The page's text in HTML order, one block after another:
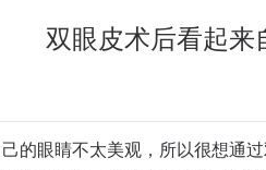
双眼皮术后看起来
眼睛不太美观，所以很想通过